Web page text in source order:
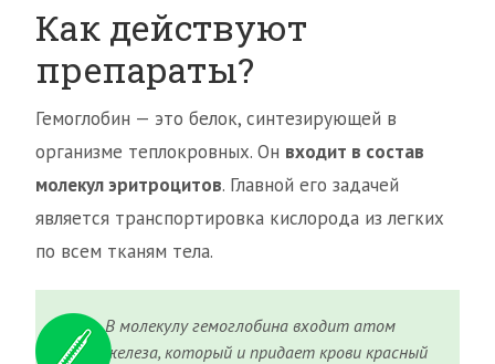
Как действуют
препараты?
Гемоглобин — это белок, синтезирующей в
организме теплокровных. Он входит в состав
молекул эритроцитов. Главной его задачей
является транспортировка кислорода из легких
по всем тканям тела.
В молекулу гемоглобина входит атом
железа, который и придает крови красный